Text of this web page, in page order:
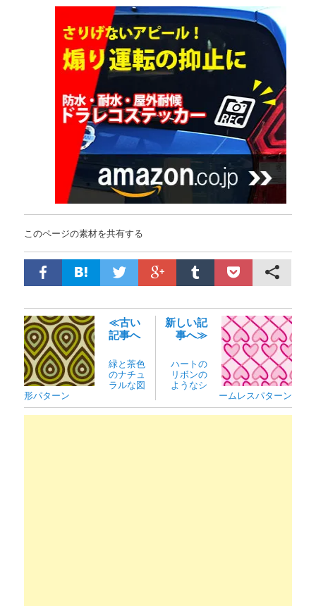
このページの素材を共有する
≪古い
記事へ
緑と茶色
のナチュ
ラルな図
形パターン
新しい記
事へ≫
ハートの
リボンの
ようなシ
ームレスパターン